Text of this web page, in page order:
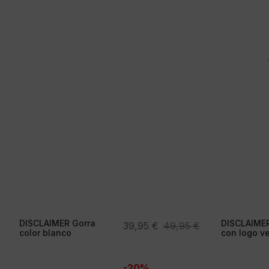
DISCLAIMER Gorra
color blanco
49,95€
El
39,95 €
El
con logo